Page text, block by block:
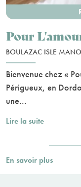
Pour
BOULAZAC ISLE
Bienvenue chez «
Périgueux, en
une...
Lire la suite
En savoir plus